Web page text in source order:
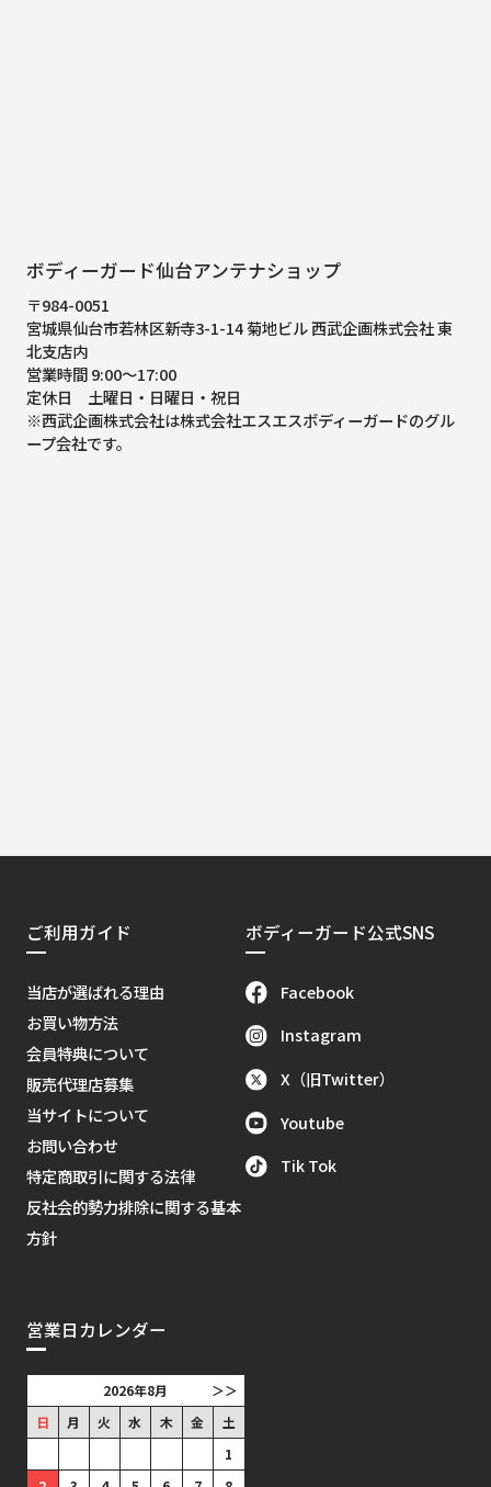
ボディーガード仙台アンテナショップ
〒984-0051
宮城県仙台市若林区新寺3-1-14 菊地ビル 西武企画株式会社 東
北支店内
営業時間 9:00～17:00
定休日 土曜日・日曜日・祝日
※西武企画株式会社は株式会社エスエスボディーガードのグル
ープ会社です。
ご利用ガイド
当店が選ばれる理由
お買い物方法
会員特典について
販売代理店募集
当サイトについて
お問い合わせ
特定商取引に関する法律
反社会的勢力排除に関する基本
方針
ボディーガード公式SNS
Facebook
Instagram
X（旧Twitter）
Youtube
Tik Tok
営業日カレンダー
＞＞
2026年8月
日
月 火 水 木 金
土
1